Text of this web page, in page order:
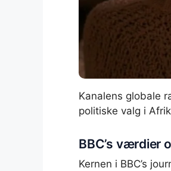
Kanalens globale
politiske valg i
BBC’s værdier
Kernen i BBC’s